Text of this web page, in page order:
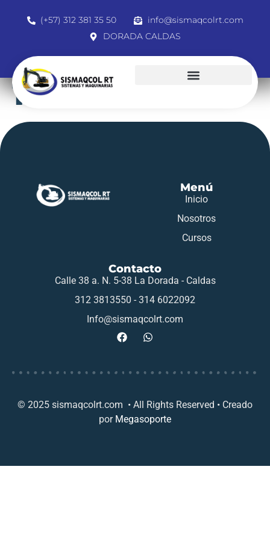
(+57) 312 381 35 50
info@sismaqcolrt.com
DORADA CALDAS
1007424825
Menú
Inicio
Nosotros
Cursos
Contacto
Calle 38 a. N. 5-38 La Dorada - Caldas
312 3813550 - 314 6022092
Info@sismaqcolrt.com
© 2025 sismaqcolrt.com • All Rights Reserved • Creado
por Megasoporte